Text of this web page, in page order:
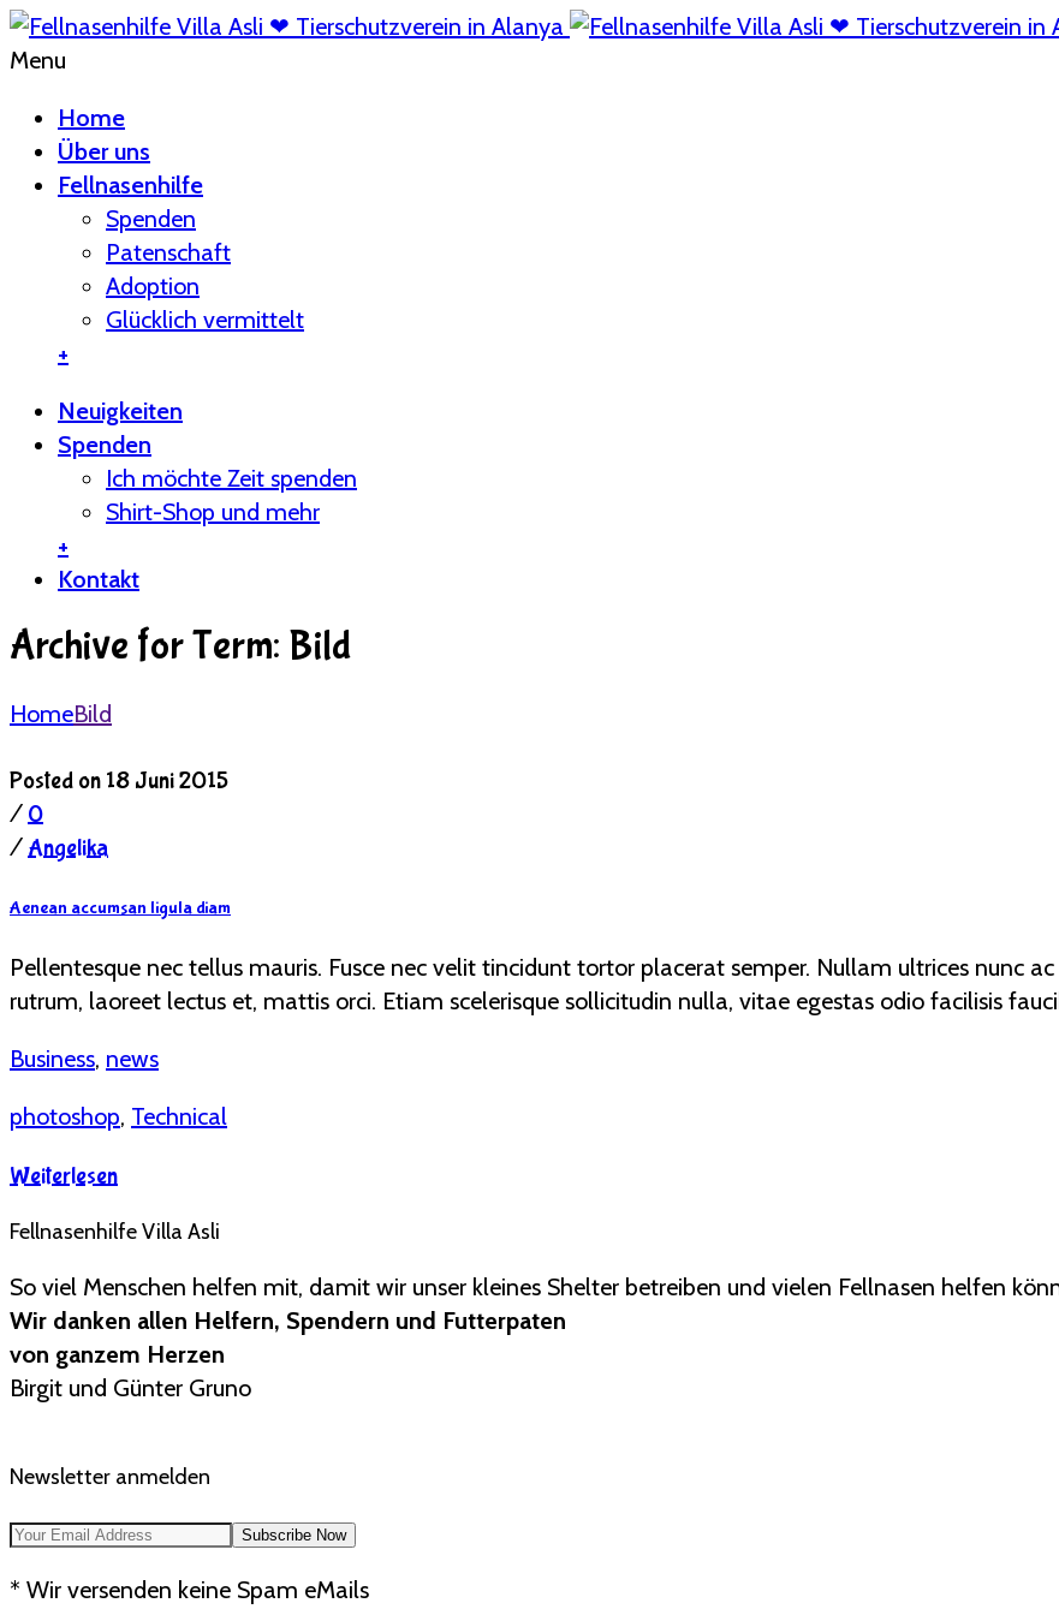
Menu
Home
Über uns
Fellnasenhilfe
Spenden
Patenschaft
Adoption
Glücklich vermittelt
+
Neuigkeiten
Spenden
Ich möchte Zeit spenden
Shirt-Shop und mehr
+
Kontakt
Archive for Term: Bild
HomeBild
Posted on 18 Juni 2015
/ 0
/ Angelika
Aenean accumsan ligula diam
Pellentesque nec tellus mauris. Fusce nec velit tincidunt tortor placerat semper. Nullam ultrices nunc
rutrum, laoreet lectus et, mattis orci. Etiam scelerisque sollicitudin nulla, vitae egestas odio facilisis
Business, news
photoshop, Technical
Weiterlesen
Fellnasenhilfe Villa Asli
So viel Menschen helfen mit, damit wir unser kleines Shelter betreiben und vielen Fellnasen helfen
Wir danken allen Helfern, Spendern und Futterpaten
von ganzem Herzen
Birgit und Günter Gruno
Newsletter anmelden
* Wir versenden keine Spam eMails